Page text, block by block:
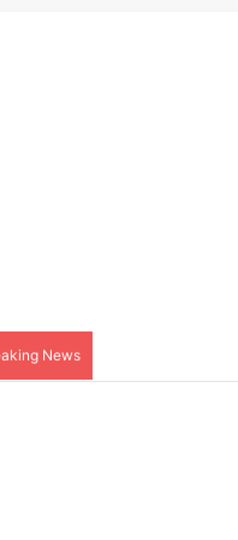
News